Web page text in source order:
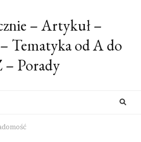
– Artykuł –
Tematyka od A do
– Porady